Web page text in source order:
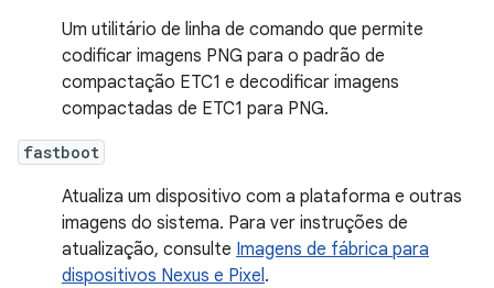
Um utilitário de linha de comando que permite
codificar imagens PNG para o padrão de
compactação ETC1 e decodificar imagens
compactadas de ETC1 para PNG.
fastboot
Atualiza um dispositivo com a plataforma e outras
imagens do sistema. Para ver instruções de
atualização, consulte Imagens de fábrica para
dispositivos Nexus e Pixel.